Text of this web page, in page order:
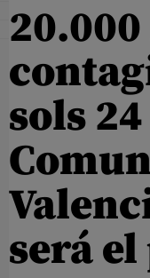
sols
será el